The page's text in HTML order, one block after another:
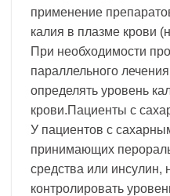
применение
калия в плазме крови
При необходимости
параллельного
определять уровень
крови.Пациенты с
У пациентов с
принимающих
средства или инсулин,
контролировать